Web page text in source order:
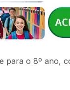
para o 8º ano,